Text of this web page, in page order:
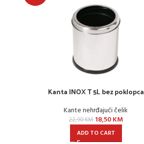
Kanta INOX T 5L bez poklopca
Kante nehrđajući čelik
22,90KM 18,50KM
ADD TO CART